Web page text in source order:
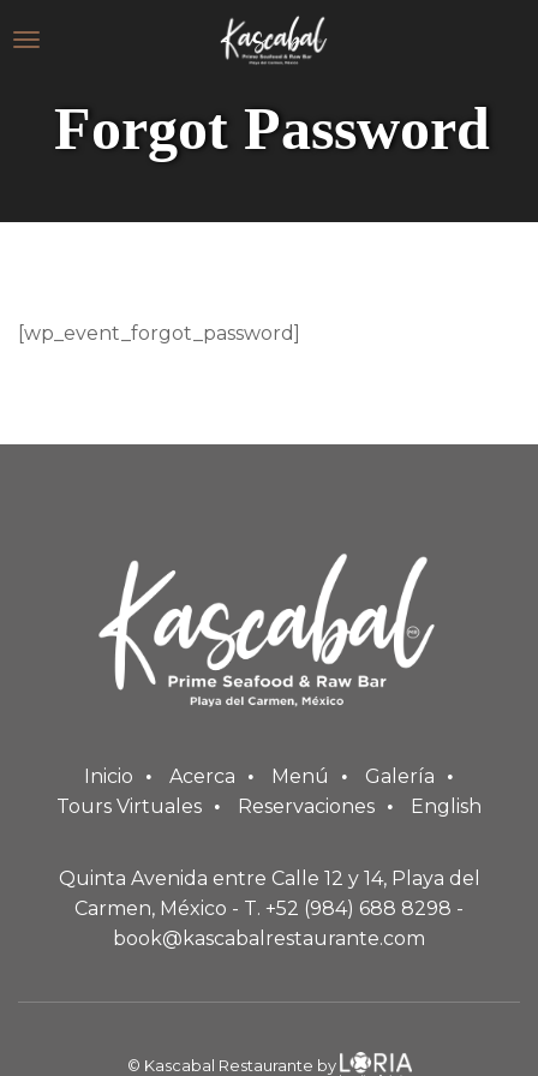
Forgot Password
[wp_event_forgot_password]
Inicio Acerca Menú
Galería
Tours Virtuales
Reservaciones English
Quinta Avenida entre Calle 12 y 14, Playa del
Carmen, México - T. +52 (984) 688 8298 -
book@kascabalrestaurante.com
© Kascabal Restaurante by